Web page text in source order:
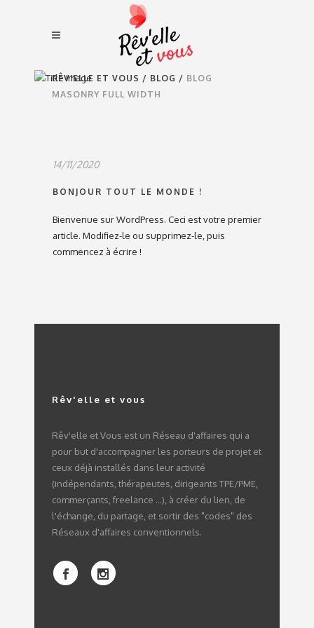
RÊV'ELLE ET VOUS / BLOG / BLOG
MASONRY FULL WIDTH
14/11/2020
BONJOUR TOUT LE MONDE !
Bienvenue sur WordPress. Ceci est votre premier
article. Modifiez-le ou supprimez-le, puis
commencez à écrire !
Rêv'elle et vous
Rêv'elle et Vous est un Réseau d'affaires qui a
pour but d'accompagner les porteurs de projet et
ceux déjà installés dans leur activité
(indépendants, thérapeutes, dirigeants TPE/PME,
commerçants, freelance ...), à créer du lien, de
l'échange, du partage, et sortir des "codes" des
Réseaux d'affaires conventionnels.